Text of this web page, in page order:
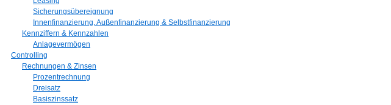
Sicherungsübereignung
Innenfinanzierung, Außenfinanzierung & Selbstfinanzierung
Kennziffern & Kennzahlen
Anlagevermögen
Controlling
Rechnungen & Zinsen
Prozentrechnung
Dreisatz
Basiszinssatz